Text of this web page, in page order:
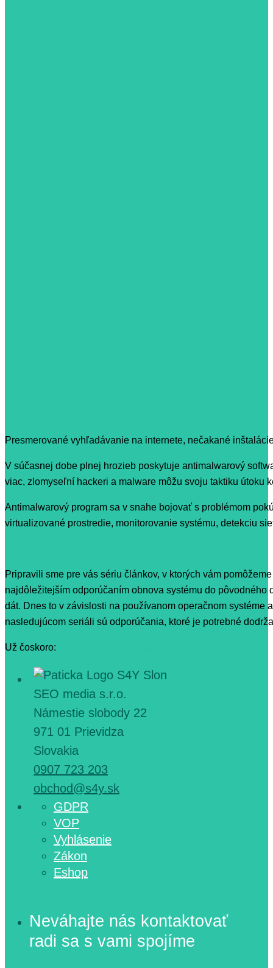
Presmerované vyhľadávanie na internete, nečakané
V súčasnej dobe plnej hrozieb poskytuje antimalwarový
viac, zlomyseľní hackeri a malware môžu svoju taktiku
Antimalwarový program sa v snahe bojovať s problémom
virtualizované prostredie, monitorovanie systému, detekciu
Pripravili sme pre vás sériu článkov, v ktorých vám
najdôležitejším odporúčaním obnova systému do
dát. Dnes to v závislosti na používanom operačnom
nasledujúcom seriáli sú odporúčania, ktoré je potrebné
Už čoskoro:
SEO media s.r.o.
Námestie slobody 22
971 01 Prievidza
Slovakia
0907 723 203
obchod@s4y.sk
GDPR
VOP
Vyhlásenie
Zákon
Eshop
Neváhajte nás kontaktovať
radi sa s vami spojíme